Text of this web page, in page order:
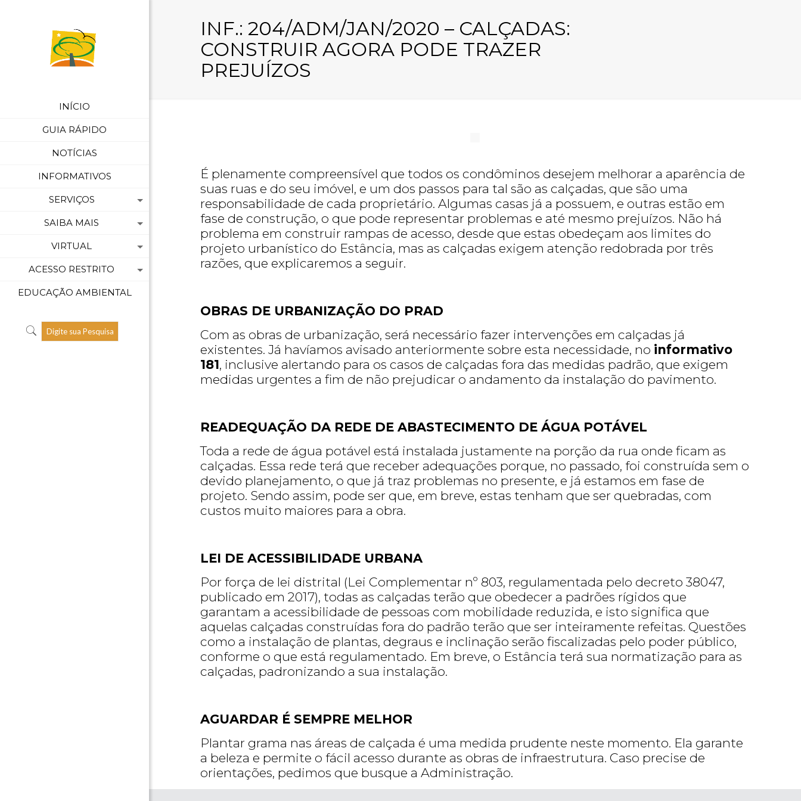
INÍCIO
GUIA RÁPIDO
NOTÍCIAS
INFORMATIVOS
SERVIÇOS
SAIBA MAIS
VIRTUAL
ACESSO RESTRITO
EDUCAÇÃO AMBIENTAL
INF.: 204/ADM/JAN/2020 – CALÇADAS:
CONSTRUIR AGORA PODE TRAZER
PREJUÍZOS
É plenamente compreensível que todos os condôminos desejem melhorar a aparência de
suas ruas e do seu imóvel, e um dos passos para tal são as calçadas, que são uma
responsabilidade de cada proprietário. Algumas casas já a possuem, e outras estão em
fase de construção, o que pode representar problemas e até mesmo prejuízos. Não há
problema em construir rampas de acesso, desde que estas obedeçam aos limites do
projeto urbanístico do Estância, mas as calçadas exigem atenção redobrada por três
razões, que explicaremos a seguir.
OBRAS DE URBANIZAÇÃO DO PRAD
Com as obras de urbanização, será necessário fazer intervenções em calçadas já
existentes. Já havíamos avisado anteriormente sobre esta necessidade, no informativo
181, inclusive alertando para os casos de calçadas fora das medidas padrão, que exigem
medidas urgentes a fim de não prejudicar o andamento da instalação do pavimento.
READEQUAÇÃO DA REDE DE ABASTECIMENTO DE ÁGUA POTÁVEL
Toda a rede de água potável está instalada justamente na porção da rua onde ficam as
calçadas. Essa rede terá que receber adequações porque, no passado, foi construída sem o
devido planejamento, o que já traz problemas no presente, e já estamos em fase de
projeto. Sendo assim, pode ser que, em breve, estas tenham que ser quebradas, com
custos muito maiores para a obra.
LEI DE ACESSIBILIDADE URBANA
Por força de lei distrital (Lei Complementar nº 803, regulamentada pelo decreto 38047,
publicado em 2017), todas as calçadas terão que obedecer a padrões rígidos que
garantam a acessibilidade de pessoas com mobilidade reduzida, e isto significa que
aquelas calçadas construídas fora do padrão terão que ser inteiramente refeitas. Questões
como a instalação de plantas, degraus e inclinação serão fiscalizadas pelo poder público,
conforme o que está regulamentado. Em breve, o Estância terá sua normatização para as
calçadas, padronizando a sua instalação.
AGUARDAR É SEMPRE MELHOR
Plantar grama nas áreas de calçada é uma medida prudente neste momento. Ela garante
a beleza e permite o fácil acesso durante as obras de infraestrutura. Caso precise de
orientações, pedimos que busque a Administração.